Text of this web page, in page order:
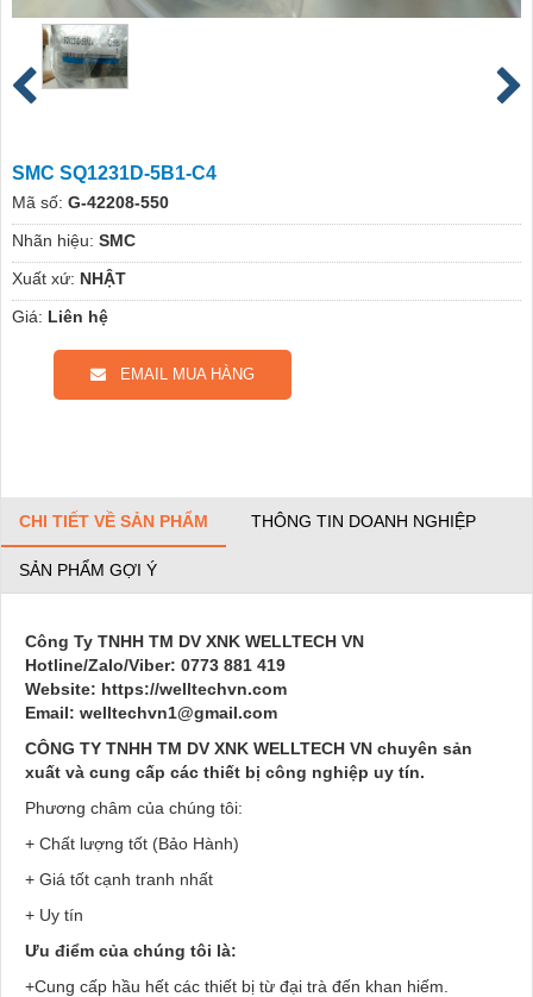
SMC SQ1231D-5B1-C4
Mã số: G-42208-550
Nhãn hiệu: SMC
Xuất xứ: NHẬT
Giá: Liên hệ
EMAIL MUA HÀNG
CHI TIẾT VỀ SẢN PHẨM THÔNG TIN DOANH NGHIỆP
SẢN PHẨM GỢI Ý
Công Ty TNHH TM DV XNK WELLTECH VN
Hotline/Zalo/Viber: 0773 881 419
Website: https://welltechvn.com
Email: welltechvn1@gmail.com
CÔNG TY TNHH TM DV XNK WELLTECH VN chuyên sản
xuất và cung cấp các thiết bị công nghiệp uy tín.
Phương châm của chúng tôi:
+ Chất lượng tốt (Bảo Hành)
+ Giá tốt cạnh tranh nhất
+ Uy tín
Ưu điểm của chúng tôi là:
+Cung cấp hầu hết các thiết bị từ đại trà đến khan hiếm.